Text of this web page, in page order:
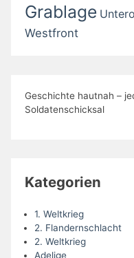
Grablage
Westfront
Geschichte hautnah –
Soldatenschicksal
Kategorien
1. Weltkrieg
2. Flandernschlacht
2. Weltkrieg
Adelige